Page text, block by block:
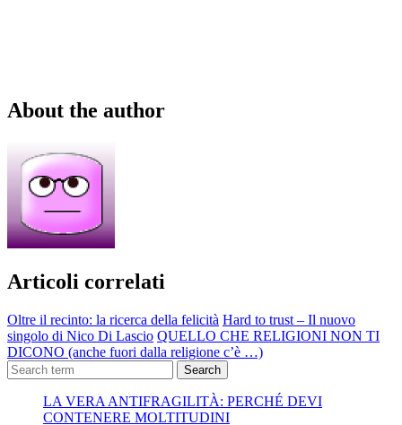
About the author
Articoli correlati
Oltre il recinto: la ricerca della felicità Hard to trust – Il nuovo
singolo di Nico Di Lascio QUELLO CHE RELIGIONI NON TI
DICONO (anche fuori dalla religione c’è …)
Search
LA VERA ANTIFRAGILITÀ: PERCHÉ DEVI
CONTENERE MOLTITUDINI